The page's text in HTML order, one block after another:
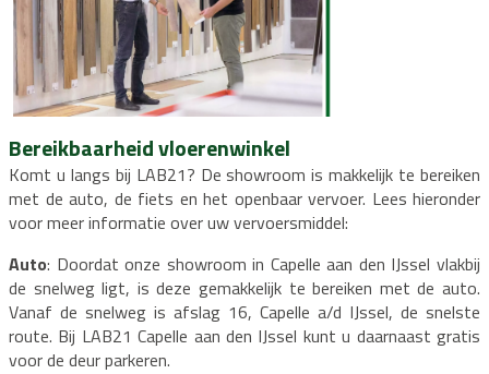
Bereikbaarheid vloerenwinkel
Komt u langs bij LAB21? De showroom is makkelijk te bereiken
met de auto, de fiets en het openbaar vervoer. Lees hieronder
voor meer informatie over uw vervoersmiddel:
Auto: Doordat onze showroom in Capelle aan den IJssel vlakbij
de snelweg ligt, is deze gemakkelijk te bereiken met de auto.
Vanaf de snelweg is afslag 16, Capelle a/d IJssel, de snelste
route. Bij LAB21 Capelle aan den IJssel kunt u daarnaast gratis
voor de deur parkeren.